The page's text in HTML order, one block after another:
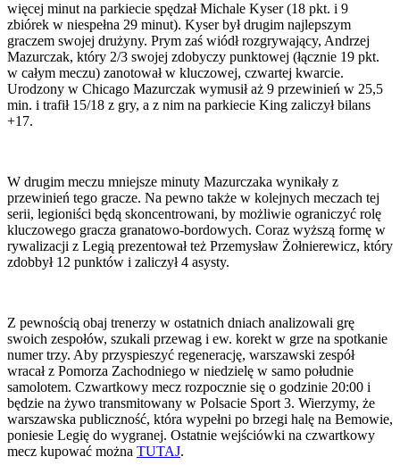
więcej minut na parkiecie spędzał Michale Kyser (18 pkt. i 9
zbiórek w niespełna 29 minut). Kyser był drugim najlepszym
graczem swojej drużyny. Prym zaś wiódł rozgrywający, Andrzej
Mazurczak, który 2/3 swojej zdobyczy punktowej (łącznie 19 pkt.
w całym meczu) zanotował w kluczowej, czwartej kwarcie.
Urodzony w Chicago Mazurczak wymusił aż 9 przewinień w 25,5
min. i trafił 15/18 z gry, a z nim na parkiecie King zaliczył bilans
+17.
W drugim meczu mniejsze minuty Mazurczaka wynikały z
przewinień tego gracze. Na pewno także w kolejnych meczach tej
serii, legioniści będą skoncentrowani, by możliwie ograniczyć rolę
kluczowego gracza granatowo-bordowych. Coraz wyższą formę w
rywalizacji z Legią prezentował też Przemysław Żołnierewicz, który
zdobbył 12 punktów i zaliczył 4 asysty.
Z pewnością obaj trenerzy w ostatnich dniach analizowali grę
swoich zespołów, szukali przewag i ew. korekt w grze na spotkanie
numer trzy. Aby przyspieszyć regenerację, warszawski zespół
wracał z Pomorza Zachodniego w niedzielę w samo południe
samolotem. Czwartkowy mecz rozpocznie się o godzinie 20:00 i
będzie na żywo transmitowany w Polsacie Sport 3. Wierzymy, że
warszawska publiczność, która wypełni po brzegi halę na Bemowie,
poniesie Legię do wygranej. Ostatnie wejściówki na czwartkowy
mecz kupować można TUTAJ.